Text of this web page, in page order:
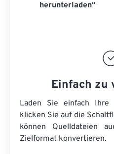
herunterladen“
Einfach zu
Laden Sie einfach Ihre
klicken Sie auf die
können Quelldateien
Zielformat konvertieren.